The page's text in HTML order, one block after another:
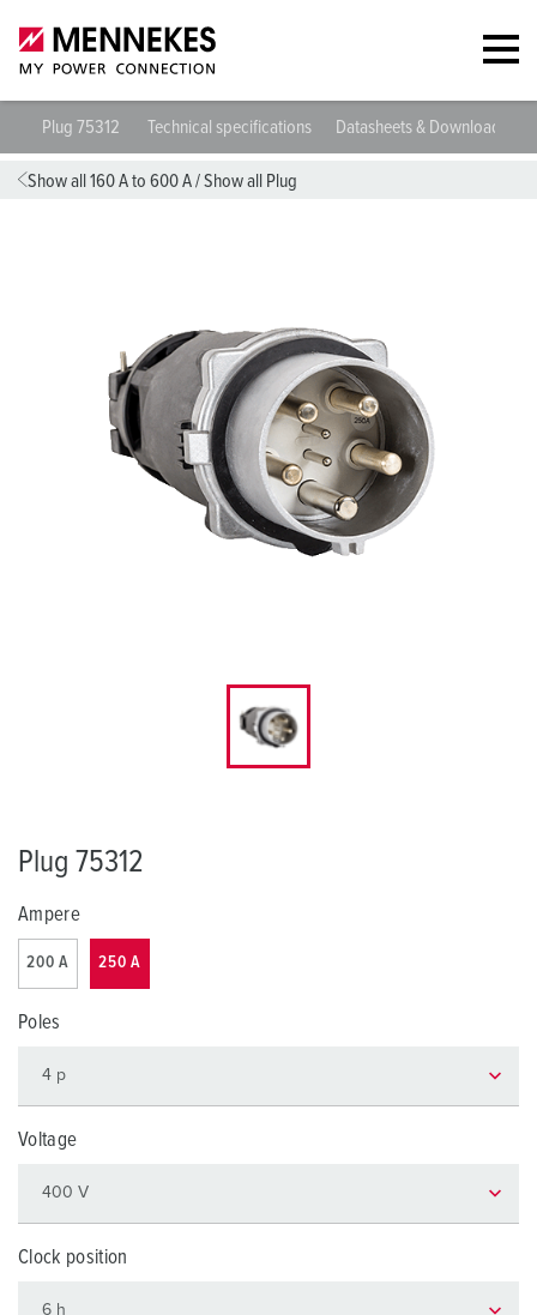
Plug 75312 Technical specifications Datasheets & Downloads
Show all 160 A to 600 A/Show all Plug
Plug 75312
Ampere
200 A 250 A
Poles
Voltage
Clock position